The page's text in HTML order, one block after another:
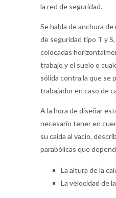
la red de seguridad.
Se habla de anchura
de seguridad tipo T y
colocadas
trabajo y el suelo o
sólida contra la que se
trabajador en caso de
A la hora de diseñar
necesario tener en
su caída al vacío,
parabólicas que
La altura de la
La velocidad de